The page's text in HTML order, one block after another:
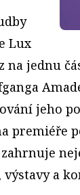
Lux
na jednu
jeho
premiéře
a